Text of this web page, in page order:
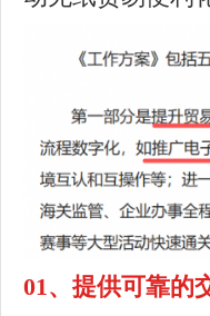
01 、 提供可靠的